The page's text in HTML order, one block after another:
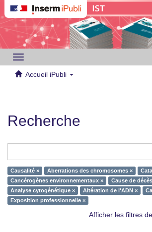
Toggle
navigation
Accueil iPubli
Recherche
Causalité × Aberrations des chromosomes ×
Cancérogènes environnementaux ×
Cause de
Analyse cytogénétique ×
Altération de l'ADN ×
Exposition professionnelle ×
Afficher les filtres